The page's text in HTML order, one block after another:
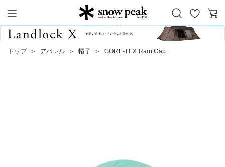
Snow Peak
お
気
カ
トップ ＞ アパレル ＞ 帽子 ＞ GORE-TEX Rain Cap